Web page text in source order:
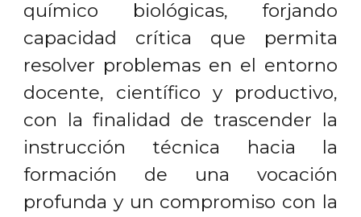
químico biológicas, forjando
capacidad crítica que permita
resolver problemas en el entorno
docente, científico y productivo,
con la finalidad de trascender la
instrucción técnica hacia la
formación de una vocación
profunda y un compromiso con la